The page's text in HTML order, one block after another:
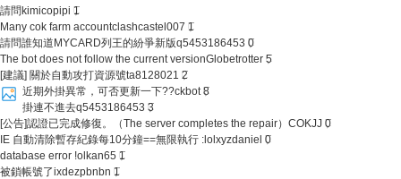
請問 kimicopipi 1
Many cok farm accountclashcastel007 1
請問誰知道MYCARD列王的紛爭新版q5453186453 0
The bot does not follow the current versionGlobetrotter 5
[建議] 關於自動攻打資源號ta8128021 2
近期外掛異常，可否更新一下??ckbot 8
掛連不進去q5453186453 3
[公告]認證已完成修復。（The server completes the repair） COKJJ 0
IE 自動清除暫存紀錄每10分鐘==無限執行 :lol xyzdaniel 0
database error !olkan65 1
被鎖帳號了ixdezpbnbn 1